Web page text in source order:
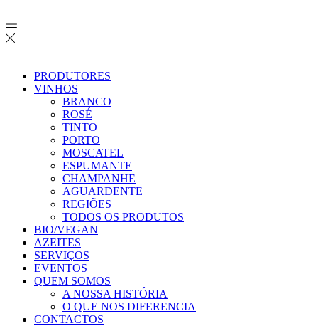
PRODUTORES
VINHOS
BRANCO
ROSÉ
TINTO
PORTO
MOSCATEL
ESPUMANTE
CHAMPANHE
AGUARDENTE
REGIÕES
TODOS OS PRODUTOS
BIO/VEGAN
AZEITES
SERVIÇOS
EVENTOS
QUEM SOMOS
A NOSSA HISTÓRIA
O QUE NOS DIFERENCIA
CONTACTOS